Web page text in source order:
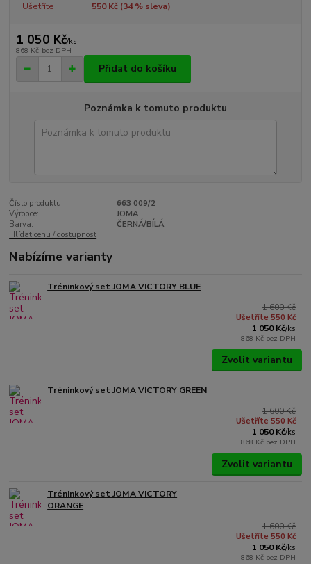
Ušetříte 550 Kč (34% sleva)
1 050 Kč/ks
868 Kč bez DPH
Přidat do košíku
Poznámka k tomuto produktu
Číslo produktu:
663 009/2
Výrobce:
JOMA
Barva:
ČERNÁ/BÍLÁ
Hlídat cenu / dostupnost
Nabízíme varianty
Tréninkový set JOMA VICTORY BLUE
1 600 Kč
Ušetříte 550 Kč
1 050 Kč/ks
868 Kč bez DPH
Zvolit variantu
Tréninkový set JOMA VICTORY GREEN
1 600 Kč
Ušetříte 550 Kč
1 050 Kč/ks
868 Kč bez DPH
Zvolit variantu
Tréninkový set JOMA VICTORY
ORANGE
1 600 Kč
Ušetříte 550 Kč
1 050 Kč/ks
868 Kč bez DPH